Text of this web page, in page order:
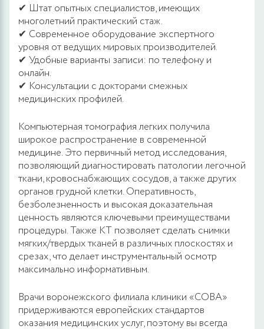
✔ Штат опытных специалистов, имеющих
многолетний практический стаж.
✔ Современное оборудование экспертного
уровня от ведущих мировых производителей.
✔ Удобные варианты записи: по телефону и
онлайн.
✔ Консультации с докторами смежных
медицинских профилей.
Компьютерная томография легких получила
широкое распространение в современной
медицине. Это первичный метод исследования,
позволяющий диагностировать патологии легочной
ткани, кровоснабжающих сосудов, а также других
органов грудной клетки. Оперативность,
безболезненность и высокая доказательная
ценность являются ключевыми преимуществами
процедуры. Также КТ позволяет сделать снимки
мягких/твердых тканей в различных плоскостях и
срезах, что делает инструментальный осмотр
максимально информативным.
Врачи воронежского филиала клиники «СОВА»
придерживаются европейских стандартов
оказания медицинских услуг, поэтому вы всегда